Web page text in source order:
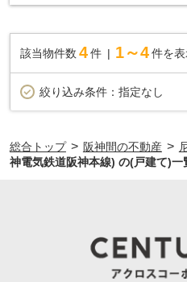
14分に位置する物件です。東海
質問なども承っております。
該当物件数 4件 1～4 件を
絞り込み条件： 指定なし
総合トップ > 阪神間の不動産 >
神電気鉄道阪神本線) の(戸建て)一